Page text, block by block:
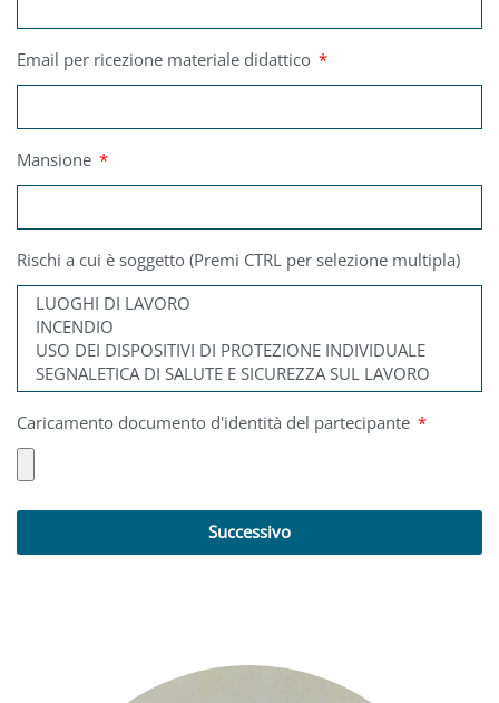
Email per ricezione materiale didattico
Mansione
Rischi a cui è soggetto (Premi CTRL per selezione multipla)
Caricamento documento d'identità del partecipante
Successivo